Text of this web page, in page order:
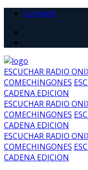
Contacto
ESCUCHAR RADIO
COMECHINGONES
CADENA EDICION
ESCUCHAR RADIO
COMECHINGONES
CADENA EDICION
ESCUCHAR RADIO
COMECHINGONES
CADENA EDICION